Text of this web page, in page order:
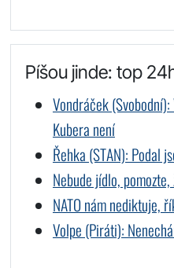
Píšou jinde: top
Vondráček
Kubera není
Řehka (STAN): Podal
Nebude jídlo,
NATO nám nediktuje,
Volpe (Piráti):